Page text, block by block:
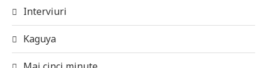
Interviuri
Kaguya